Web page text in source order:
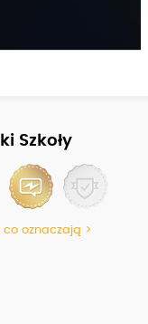
Szkoły
co oznaczają >